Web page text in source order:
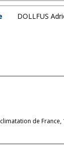
DOLLFUS
de France,